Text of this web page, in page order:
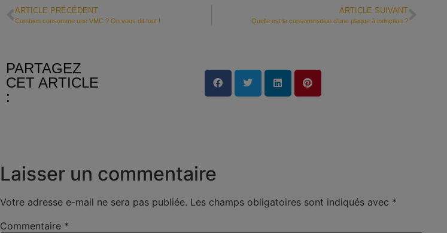
ARTICLE PRÉCÉDENT
Combien consomme une VMC ? On vous dit tout !
ARTICLE SUIVANT
Quelle est la consommation d’une plaque à induction ?
PARTAGEZ
CET ARTICLE
:
Laisser un commentaire
Votre adresse e-mail ne sera pas publiée. Les champs obligatoires sont indiqués avec *
Commentaire *